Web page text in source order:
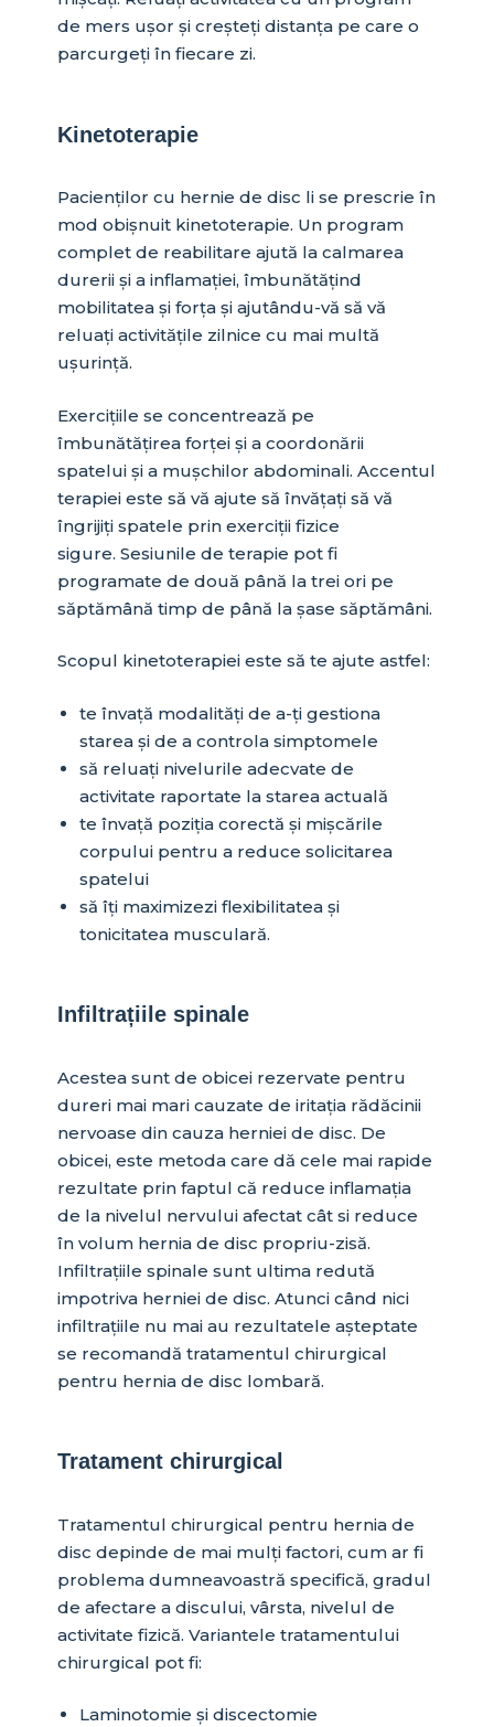
de mers ușor și creșteți distanța pe care o
parcurgeți în fiecare zi.
Kinetoterapie
Pacienților cu hernie de disc li se prescrie în
mod obișnuit kinetoterapie. Un program
complet de reabilitare ajută la calmarea
durerii și a inflamației, îmbunătățind
mobilitatea și forța și ajutându-vă să vă
reluați activitățile zilnice cu mai multă
ușurință.
Exercițiile se concentrează pe
îmbunătățirea forței și a coordonării
spatelui și a mușchilor abdominali. Accentul
terapiei este să vă ajute să învățați să vă
îngrijiți spatele prin exerciții fizice
sigure. Sesiunile de terapie pot fi
programate de două până la trei ori pe
săptămână timp de până la șase săptămâni.
Scopul kinetoterapiei este să te ajute astfel:
te învață modalități de a-ți gestiona
starea și de a controla simptomele
să reluați nivelurile adecvate de
activitate raportate la starea actuală
te învață poziția corectă și mișcările
corpului pentru a reduce solicitarea
spatelui
să îți maximizezi flexibilitatea și
tonicitatea musculară.
Infiltrațiile spinale
Acestea sunt de obicei rezervate pentru
dureri mai mari cauzate de iritația rădăcinii
nervoase din cauza herniei de disc. De
obicei, este metoda care dă cele mai rapide
rezultate prin faptul că reduce inflamația
de la nivelul nervului afectat cât si reduce
în volum hernia de disc propriu-zisă.
Infiltrațiile spinale sunt ultima redută
impotriva herniei de disc. Atunci când nici
infiltrațiile nu mai au rezultatele așteptate
se recomandă tratamentul chirurgical
pentru hernia de disc lombară.
Tratament chirurgical
Tratamentul chirurgical pentru hernia de
disc depinde de mai mulți factori, cum ar fi
problema dumneavoastră specifică, gradul
de afectare a discului, vârsta, nivelul de
activitate fizică. Variantele tratamentului
chirurgical pot fi:
Laminotomie și discectomie